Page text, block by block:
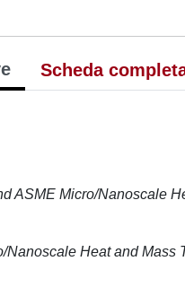
Scheda
ASME Micro/Nanoscale
Nanoscale Heat and Mass